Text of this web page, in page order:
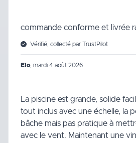
commande conforme et livrée
Vérifié, collecté par TrustPilot
Elo, mardi 4 août 2026
La piscine est grande, solide
tout inclus avec une échelle, la
bâche mais pas pratique à
avec le vent. Maintenant une